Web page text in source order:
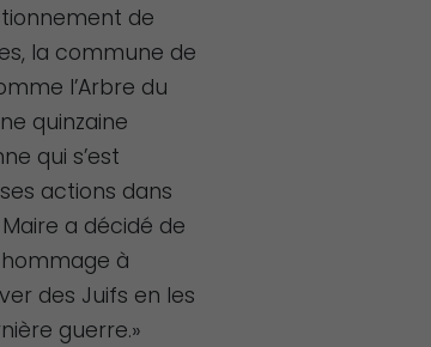
de
la commune de
l’Arbre du
quinzaine
qui s’est
actions dans
a décidé de
à
des Juifs en les
guerre.»